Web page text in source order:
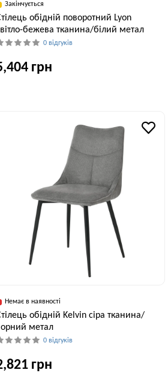
Закінчується
обідній поворотний Lyon
бежева тканина/білий метал
0 відгуків
грн
84 см
Немає в наявності
обідній Kelvin сіра тканина/
метал
0 відгуків
грн